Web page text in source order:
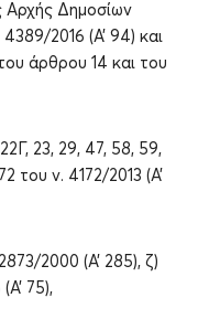
Αρχής Δημοσίων
2016 (Α’ 94) και
άρθρου 14 και του
23, 29, 47, 58, 59,
του ν. 4172/2013 (Α’
2000 (Α’ 285), ζ)
75),